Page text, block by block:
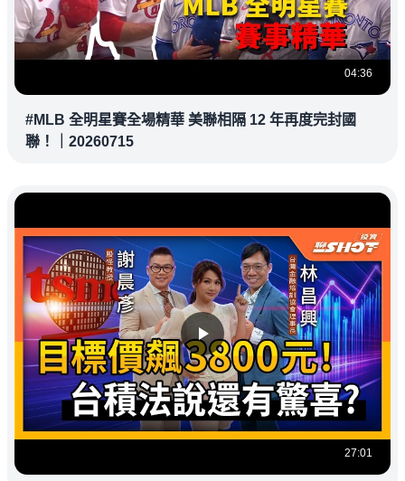
04:36
#MLB 全明星賽全場精華 美聯相隔 12 年再度完封國
聯！｜20260715
27:01